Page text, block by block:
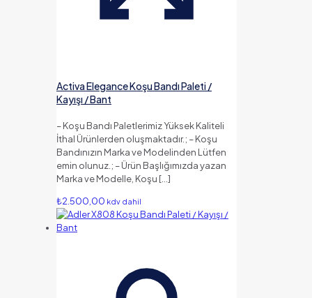
Activa Elegance Koşu Bandı Paleti /
Kayışı / Bant
– Koşu Bandı Paletlerimiz Yüksek Kaliteli
İthal Ürünlerden oluşmaktadır.; – Koşu
Bandınızın Marka ve Modelinden Lütfen
emin olunuz.; – Ürün Başlığımızda yazan
Marka ve Modelle, Koşu […]
₺2.500,00 kdv dahil